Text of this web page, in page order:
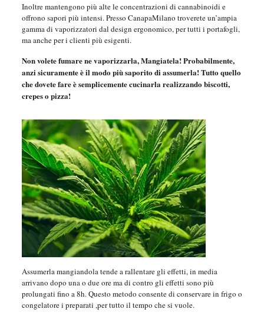
Inoltre mantengono più alte le concentrazioni di cannabinoidi e
offrono sapori più intensi. Presso CanapaMilano troverete un’ampia
gamma di vaporizzatori dal design ergonomico, per tutti i portafogli,
ma anche per i clienti più esigenti.
Non volete fumare ne vaporizzarla, Mangiatela! Probabilmente,
anzi sicuramente è il modo più saporito di assumerla! Tutto quello
che dovete fare è semplicemente cucinarla realizzando biscotti,
crepes o pizza!
Assumerla mangiandola tende a rallentare gli effetti, in media
arrivano dopo una o due ore ma di contro gli effetti sono più
prolungati fino a 8h. Questo metodo consente di conservare in frigo o
congelatore i preparati ,per tutto il tempo che si vuole.